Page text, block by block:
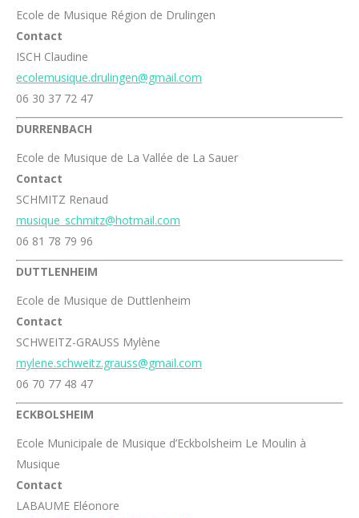
Ecole de Musique Région de Drulingen
Contact
ISCH Claudine
ecolemusique.drulingen@gmail.com
06 30 37 72 47
DURRENBACH
Ecole de Musique de La Vallée de La Sauer
Contact
SCHMITZ Renaud
musique_schmitz@hotmail.com
06 81 78 79 96
DUTTLENHEIM
Ecole de Musique de Duttlenheim
Contact
SCHWEITZ-GRAUSS Mylène
mylene.schweitz.grauss@gmail.com
06 70 77 48 47
ECKBOLSHEIM
Ecole Municipale de Musique d’Eckbolsheim Le Moulin à
Musique
Contact
LABAUME Eléonore